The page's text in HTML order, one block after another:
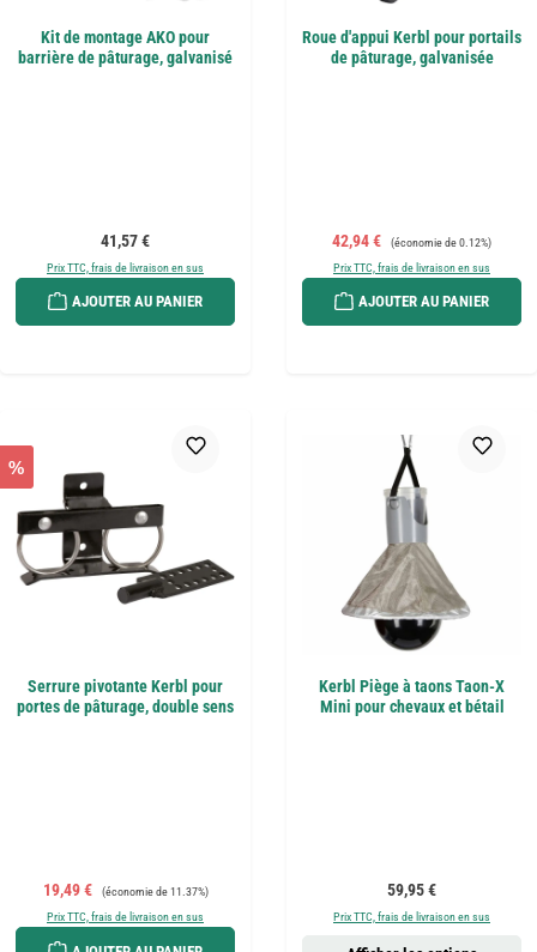
Kit de montage AKO pour
barrière de pâturage, galvanisé
Prix régulier :
41,57 €
Prix TTC, frais de livraison en sus
AJOUTER AU PANIER
Roue d'appui Kerbl pour portails
de pâturage, galvanisée
Prix de vente :
42,94 € Prix régulier :
(économie de 0.12%)
Prix TTC, frais de livraison en sus
AJOUTER AU PANIER
%
Serrure pivotante Kerbl pour
portes de pâturage, double sens
Prix de vente :
19,49 € Prix régulier :
(économie de 11.37%)
Prix TTC, frais de livraison en sus
Kerbl Piège à taons Taon-X
Mini pour chevaux et bétail
Prix régulier :
59,95 €
Prix TTC, frais de livraison en sus